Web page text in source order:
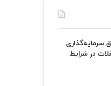
سرمایه‌گذاری
در شرایط